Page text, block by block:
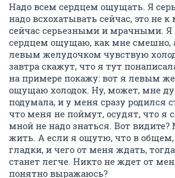
Надо всем сердцем ощущать. Я
надо всхохатывать сейчас, это не к
сейчас серьезными и мрачными. Я
сердцем ощущаю, как мне смешно,
левым желудочком чувствую
завтра скажут, что я тут
на примере покажу: вот я левым
ощущаю холодок. Ну, может, мне
подумала, и у меня сразу родился
что меня не поймут, осудят, что я
мной не надо знаться. Вот
жить. А если я ощутю, что в
гладки, и чего от меня ждать,
станет легче. Никто не ждет от
понятно выражаюсь?